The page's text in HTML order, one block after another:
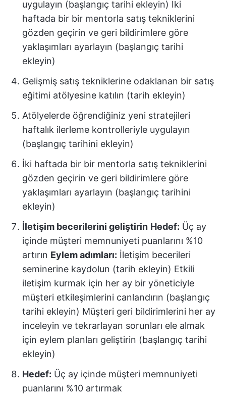
uygulayın (başlangıç tarihi ekleyin) İki
haftada bir bir mentorla satış tekniklerini
gözden geçirin ve geri bildirimlere göre
yaklaşımları ayarlayın (başlangıç tarihi
ekleyin)
Gelişmiş satış tekniklerine odaklanan bir satış
eğitimi atölyesine katılın (tarih ekleyin)
Atölyelerde öğrendiğiniz yeni stratejileri
haftalık ilerleme kontrolleriyle uygulayın
(başlangıç tarihini ekleyin)
İki haftada bir bir mentorla satış tekniklerini
gözden geçirin ve geri bildirimlere göre
yaklaşımları ayarlayın (başlangıç tarihini
ekleyin)
İletişim becerilerini geliştirin Hedef: Üç ay
içinde müşteri memnuniyeti puanlarını %10
artırın Eylem adımları: İletişim becerileri
seminerine kaydolun (tarih ekleyin) Etkili
iletişim kurmak için her ay bir yöneticiyle
müşteri etkileşimlerini canlandırın (başlangıç
tarihi ekleyin) Müşteri geri bildirimlerini her ay
inceleyin ve tekrarlayan sorunları ele almak
için eylem planları geliştirin (başlangıç tarihi
ekleyin)
Hedef: Üç ay içinde müşteri memnuniyeti
puanlarını %10 artırmak